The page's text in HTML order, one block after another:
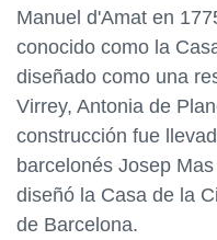
Manuel d'Amat en
conocido como la
diseñado como una
Virrey, Antonia de
construcción fue
barcelonés Josep
diseñó la Casa de la
de Barcelona.